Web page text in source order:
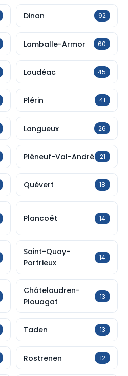
Dinan 92
Lamballe-Armor 60
Loudéac 45
Plérin 41
Langueux 26
Pléneuf-Val-André 21
Quévert 18
Plancoët 14
Saint-Quay-
Portrieux
14
Châtelaudren-
Plouagat
13
Taden 13
Rostrenen 12